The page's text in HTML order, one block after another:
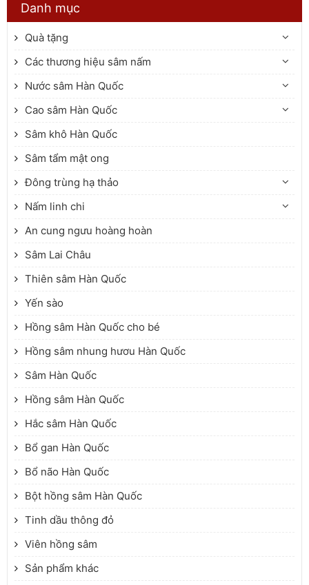
viết sẽ giúp bạn hiểu rõ mức độ an toàn
dụng.
Danh mục
Quà tặng
Các thương hiệu sâm nấm
Nước sâm Hàn Quốc
Cao sâm Hàn Quốc
Sâm khô Hàn Quốc
Sâm tẩm mật ong
Đông trùng hạ thảo
Nấm linh chi
An cung ngưu hoàng hoàn
Sâm Lai Châu
Thiên sâm Hàn Quốc
Yến sào
Hồng sâm Hàn Quốc cho bé
Hồng sâm nhung hươu Hàn Quốc
Sâm Hàn Quốc
Hồng sâm Hàn Quốc
Hắc sâm Hàn Quốc
Bổ gan Hàn Quốc
Bổ não Hàn Quốc
Bột hồng sâm Hàn Quốc
Tinh dầu thông đỏ
Viên hồng sâm
Sản phẩm khác